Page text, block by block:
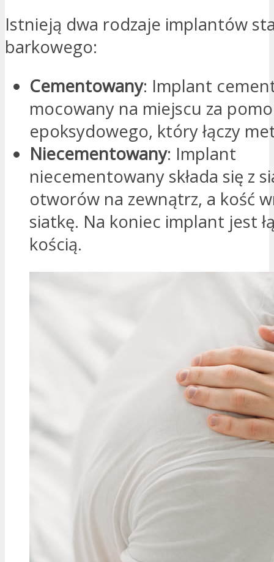
Istnieją dwa rodzaje implantów
barkowego:
Cementowany: Implant
mocowany na miejscu za
epoksydowego, który łączy
Niecementowany: Implant
niecementowany składa się z
otworów na zewnątrz, a kość
siatkę. Na koniec implant jest
kością.